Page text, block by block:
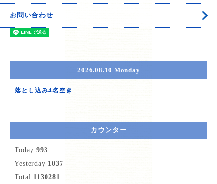
お問い合わせ
2026.08.10 Monday
落とし込み4名空き
カウンター
Today 993
Yesterday 1037
Total 1130281